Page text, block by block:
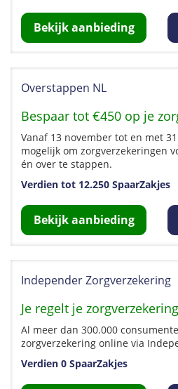
Bekijk aanbieding
Overstappen NL
Bespaar tot €450 op je
Vanaf 13 november tot en met
mogelijk om zorgverzekeringen
én over te stappen.
Verdien tot 12.250 SpaarZakjes
Bekijk aanbieding
Independer Zorgverzekering
Je regelt je
Al meer dan 300.000
zorgverzekering online via
Verdien 0 SpaarZakjes